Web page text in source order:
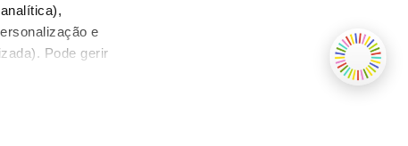
e
Pode gerir